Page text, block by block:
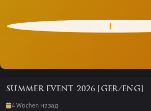
!
SUMMER EVENT 2026 [GER/ENG]
4 Wochen назад